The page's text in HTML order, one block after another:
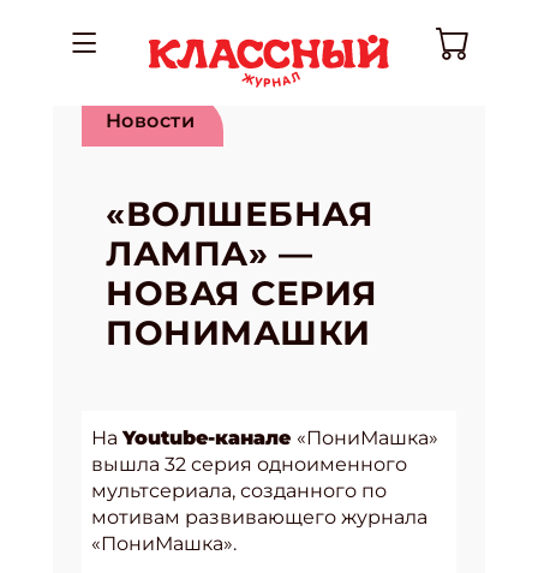
Новости
«ВОЛШЕБНАЯ
ЛАМПА» —
НОВАЯ СЕРИЯ
ПОНИМАШКИ
На Youtube-канале «ПониМашка»
вышла 32 серия одноименного
мультсериала, созданного по
мотивам развивающего журнала
«ПониМашка».